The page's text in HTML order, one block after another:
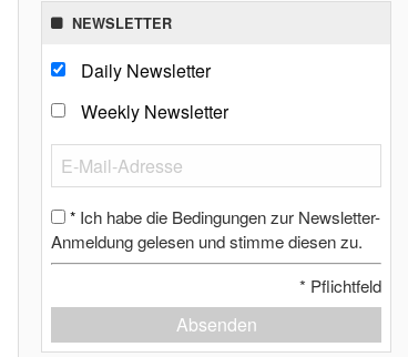
NEWSLETTER
Daily Newsletter
Weekly Newsletter
* Ich habe die Bedingungen zur Newsletter-
Anmeldung gelesen und stimme diesen zu.
* Pflichtfeld
Absenden